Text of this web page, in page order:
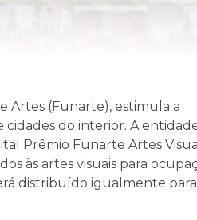
Artes (Funarte), estimula a
cidades do interior. A
Prêmio Funarte Artes
às artes visuais para
distribuído igualmente para